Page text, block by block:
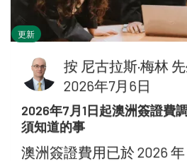
更新
按 尼古拉斯·梅林
2026年7月6日
2026年7月1日起澳洲簽證費
須知道的事
澳洲簽證費用已於 2026 年